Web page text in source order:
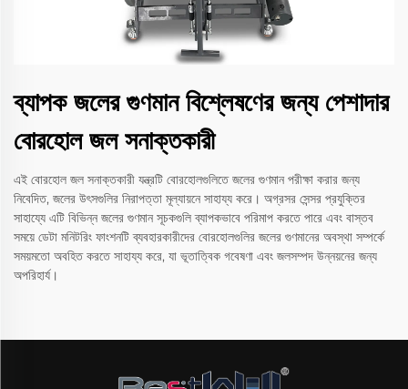
ব্যাপক জলের গুণমান বিশ্লেষণের জন্য পেশাদার
বোরহোল জল সনাক্তকারী
এই বোরহোল জল সনাক্তকারী যন্ত্রটি বোরহোলগুলিতে জলের গুণমান পরীক্ষা করার জন্য
নিবেদিত, জলের উৎসগুলির নিরাপত্তা মূল্যায়নে সাহায্য করে। অগ্রসর সেন্সর প্রযুক্তির
সাহায্যে এটি বিভিন্ন জলের গুণমান সূচকগুলি ব্যাপকভাবে পরিমাপ করতে পারে এবং বাস্তব
সময়ে ডেটা মনিটরিং ফাংশনটি ব্যবহারকারীদের বোরহোলগুলির জলের গুণমানের অবস্থা সম্পর্কে
সময়মতো অবহিত করতে সাহায্য করে, যা ভূতাত্বিক গবেষণা এবং জলসম্পদ উন্নয়নের জন্য
অপরিহার্য।